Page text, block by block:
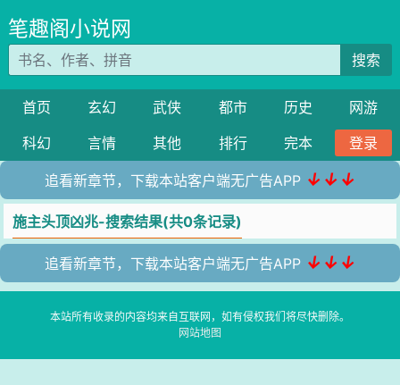
笔趣阁小说网
搜索
首页 玄幻 武侠 都市 历史
网游
科幻
言情 其他 排行 完本 登录
追看新章节，下载本站客户端无广告APP ↓↓↓
施主头顶凶兆-搜索结果(共0条记录)
追看新章节，下载本站客户端无广告APP ↓↓↓
本站所有收录的内容均来自互联网，如有侵权我们将尽快删除。
网站地图